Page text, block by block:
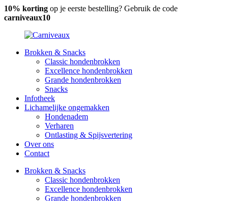
10% korting op je eerste bestelling? Gebruik de code
carniveaux10
Brokken & Snacks
Classic hondenbrokken
Excellence hondenbrokken
Grande hondenbrokken
Snacks
Infotheek
Lichamelijke ongemakken
Hondenadem
Verharen
Ontlasting & Spijsvertering
Over ons
Contact
Brokken & Snacks
Classic hondenbrokken
Excellence hondenbrokken
Grande hondenbrokken